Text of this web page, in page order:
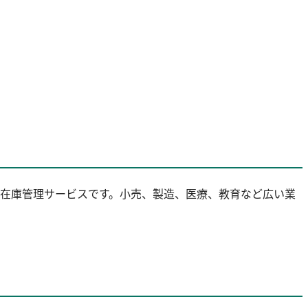
庫管理サービスです。小売、製造、医療、教育など広い業